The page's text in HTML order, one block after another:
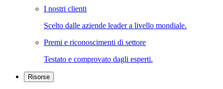
I nostri clienti
Scelto dalle aziende leader a livello mondiale.
Premi e riconoscimenti di settore
Testato e comprovato dagli esperti.
Risorse